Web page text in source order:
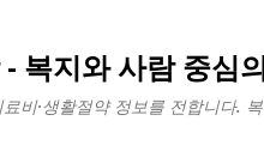
복지와 사람 중심
료비·생활절약 정보를 전합니다.